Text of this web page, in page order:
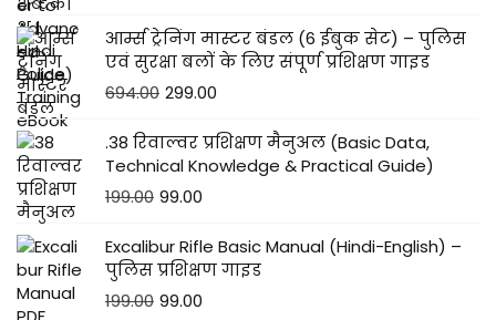
आर्म्स ट्रेनिंग मास्टर बंडल (6 ईबुक सेट) – पुलिस
एवं सुरक्षा बलों के लिए संपूर्ण प्रशिक्षण गाइड
694.00 299.00
.38 रिवाल्वर प्रशिक्षण मैनुअल (Basic Data,
Technical Knowledge & Practical Guide)
199.00 99.00
Excalibur Rifle Basic Manual (Hindi-English) –
पुलिस प्रशिक्षण गाइड
199.00 99.00